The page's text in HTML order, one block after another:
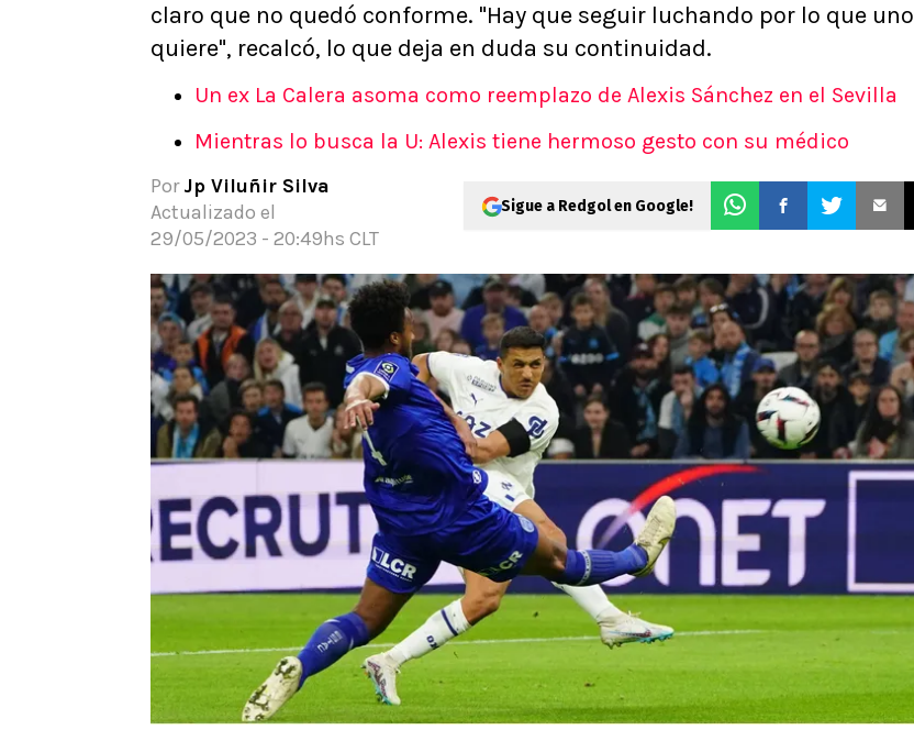
Apuesta del día
claro que no quedó conforme. "Hay que seguir luchando por lo que uno
quiere", recalcó, lo que deja en duda su continuidad.
Un ex La Calera asoma como reemplazo de Alexis Sánchez en el Sevilla
Mientras lo busca la U: Alexis tiene hermoso gesto con su médico
Por Jp Viluñir Silva
Actualizado el
29/05/2023 - 20:49hs CLT
Sigue a Redgol en Google!